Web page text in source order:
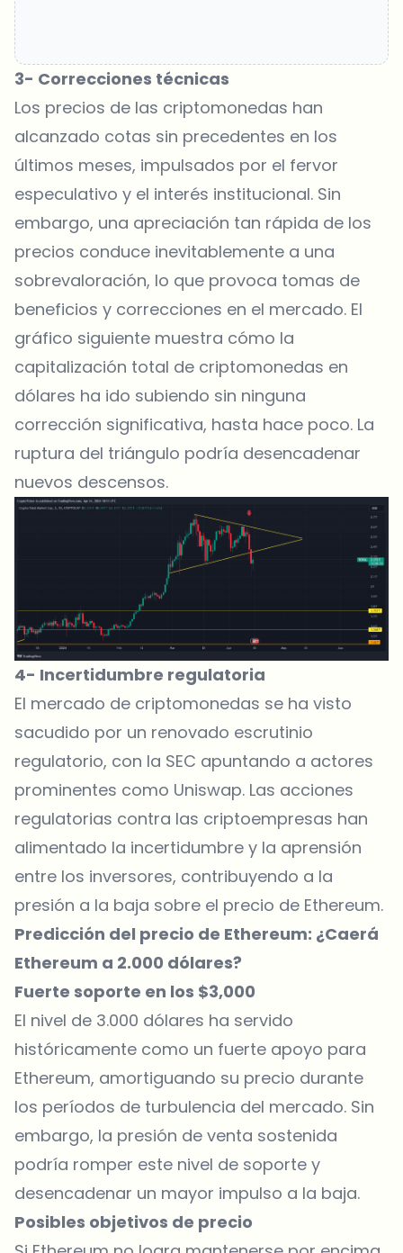
3- Correcciones técnicas
Los precios de las criptomonedas han
alcanzado cotas sin precedentes en los
últimos meses, impulsados por el fervor
especulativo y el interés institucional. Sin
embargo, una apreciación tan rápida de los
precios conduce inevitablemente a una
sobrevaloración, lo que provoca tomas de
beneficios y correcciones en el mercado. El
gráfico siguiente muestra cómo la
capitalización total de criptomonedas en
dólares ha ido subiendo sin ninguna
corrección significativa, hasta hace poco. La
ruptura del triángulo podría desencadenar
nuevos descensos.
4- Incertidumbre regulatoria
El mercado de criptomonedas se ha visto
sacudido por un renovado escrutinio
regulatorio, con la SEC apuntando a actores
prominentes como Uniswap. Las acciones
regulatorias contra las criptoempresas han
alimentado la incertidumbre y la aprensión
entre los inversores, contribuyendo a la
presión a la baja sobre el precio de Ethereum.
Predicción del precio de Ethereum: ¿Caerá
Ethereum a 2.000 dólares?
Fuerte soporte en los $3,000
El nivel de 3.000 dólares ha servido
históricamente como un fuerte apoyo para
Ethereum, amortiguando su precio durante
los períodos de turbulencia del mercado. Sin
embargo, la presión de venta sostenida
podría romper este nivel de soporte y
desencadenar un mayor impulso a la baja.
Posibles objetivos de precio